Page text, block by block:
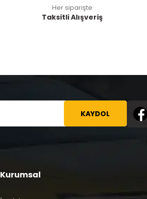
Her siparişte
Taksitli Alışveriş
KAYDOL
Kurumsal